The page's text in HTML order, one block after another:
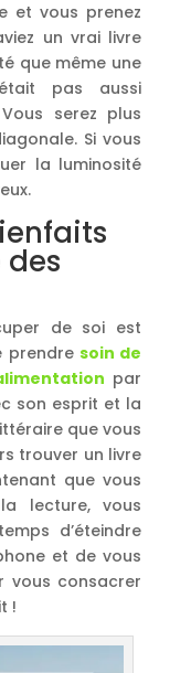
et vous prenez
un vrai livre
que même une
pas aussi
serez plus
Si vous
la luminosité
des
de soi est
prendre soin de
par
son esprit et la
que vous
trouver un livre
que vous
lecture, vous
d’éteindre
et de vous
vous consacrer
!